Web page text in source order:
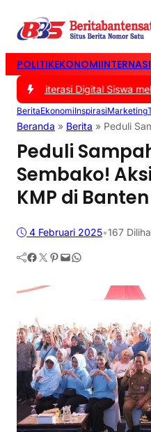
POLITIKEKONOMI
Literasi Digital Siswa
BeritaEkonomiInspirasiMarketing
Beranda » Berita » Peduli
Peduli
Sembako!
KMP di Banten
4 Februari 2025•167
Facebook Twitter Pinterest Mail WhatsApp